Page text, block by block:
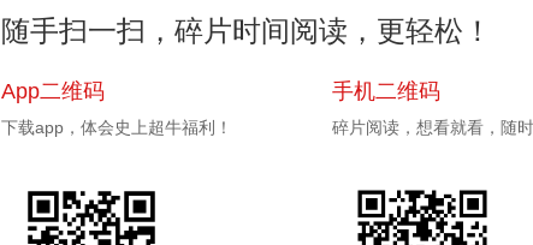
随手扫一扫，碎片时间阅读，更轻松！
App二维码
下载app，体会史上超牛福利！
手机二维码
碎片阅读，想看就看，随时